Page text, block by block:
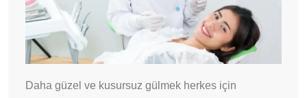
Daha güzel ve kusursuz gülmek herkes için